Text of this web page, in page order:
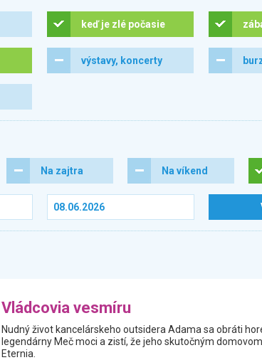
keď je zlé počasie
výstavy, koncerty
Na zajtra Na víkend
Vládcovia vesmíru
Nudný život kancelárskeho outsidera Adama sa obráti
legendárny Meč moci a zistí, že jeho skutočným
Eternia.